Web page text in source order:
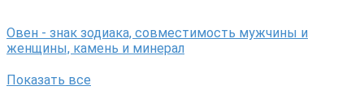
Овен - знак зодиака, совместимость мужчины и
женщины, камень и минерал
Показать все